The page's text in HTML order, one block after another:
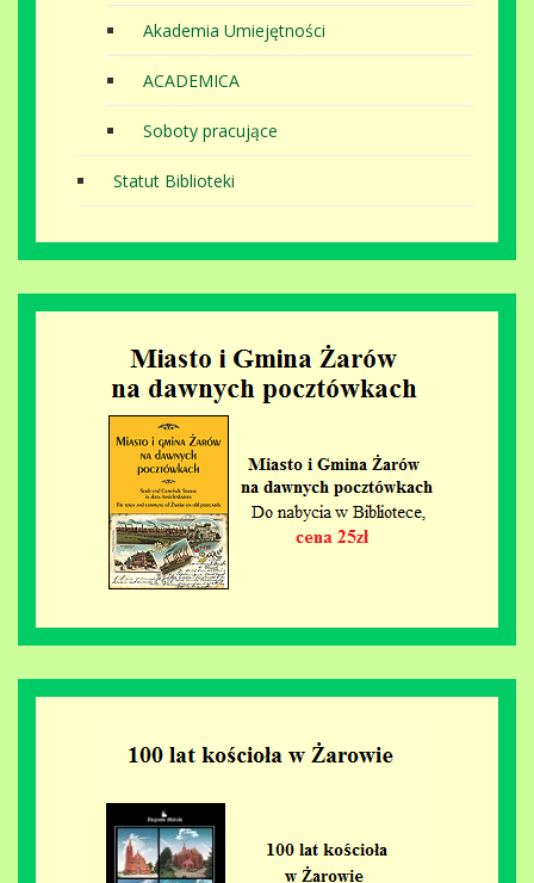
Akademia Umiejętności
ACADEMICA
Soboty pracujące
Statut Biblioteki